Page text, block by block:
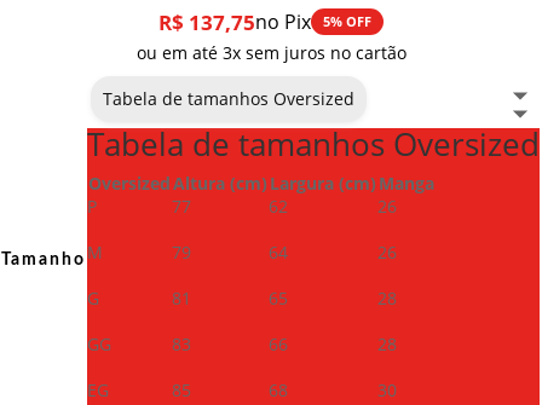
R$ 137,75no Pix 5% OFF
ou em até 3x sem juros no cartão
Tamanho
Tabela de tamanhos Oversized
Tabela de tamanhos Oversized
OversizedAltura (cm) Largura (cm) Manga
P
77 62
26
M
79 64
26
G
81 65
28
GG
83 66
28
EG
85 68 30